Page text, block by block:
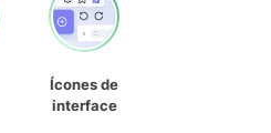
Ícones de
interface